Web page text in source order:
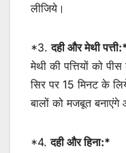
लीजिये।
*3.दही और मेथी
मेथी की पत्तियों को
सिर पर 15 मिनट के
बालों को मजबूत
*4.दही और हिना:*